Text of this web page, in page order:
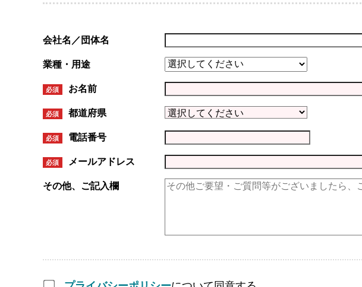
会社名／団体名
業種・用途
必須 お名前
必須 都道府県
必須 電話番号
必須 メールアドレス
その他、ご記入欄